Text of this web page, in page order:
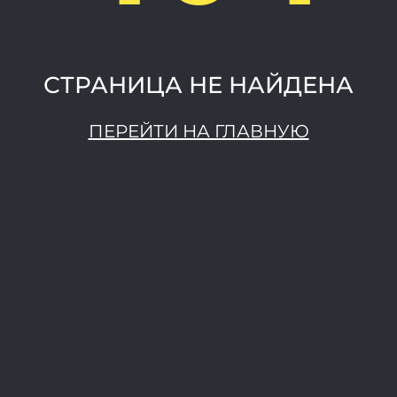
СТРАНИЦА НЕ НАЙДЕНА
ПЕРЕЙТИ НА ГЛАВНУЮ